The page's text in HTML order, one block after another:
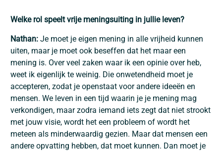
Welke rol speelt vrije meningsuiting in jullie leven?
Nathan: Je moet je eigen mening in alle vrijheid kunnen
uiten, maar je moet ook beseffen dat het maar een
mening is. Over veel zaken waar ik een opinie over heb,
weet ik eigenlijk te weinig. Die onwetendheid moet je
accepteren, zodat je openstaat voor andere ideeën en
mensen. We leven in een tijd waarin je je mening mag
verkondigen, maar zodra iemand iets zegt dat niet strookt
met jouw visie, wordt het een probleem of wordt het
meteen als minderwaardig gezien. Maar dat mensen een
andere opvatting hebben, dat moet kunnen. Dan moet je